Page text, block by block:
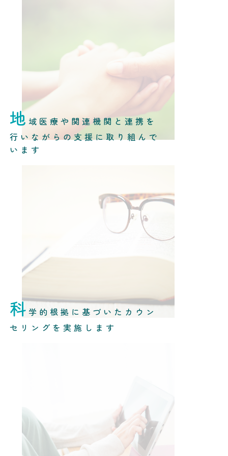
地 域医療や関連機関と連携を
行いながらの支援に取り組んで
います
科学的根拠に基づいたカウン
セリングを実施します